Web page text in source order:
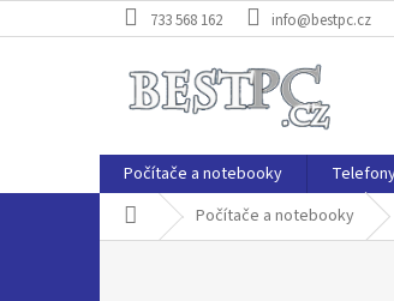
na
733 568 162 info@bestpc.cz
Počítače a notebooky
Domů Počítače a notebooky